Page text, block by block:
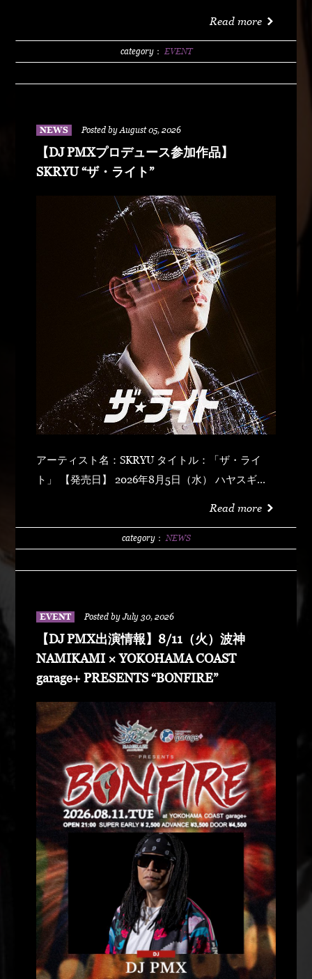
2500/1dLADY'S FREE HOTTS GUEST DJ PMX
MANLEXKILLAHSHARKHEDMAO & MAGOODZ
Read more
category： EVENT
NEWS Posted by August 05, 2026
【DJ PMXプロデュース参加作品】
SKRYU “ザ・ライト”
アーティスト名：SKRYU タイトル：「ザ・ライ
ト」 【発売日】 2026年8月5日（水） ハヤスギテ
リング (prod by DJ PMX) マッパ・ノ・オウサマ
Read more
category： NEWS
EVENT Posted by July 30, 2026
【DJ PMX出演情報】8/11（火）波神
NAMIKAMI × YOKOHAMA COAST
garage+ PRESENTS “BONFIRE”